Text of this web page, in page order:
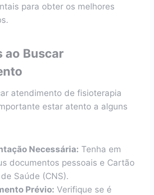
para obter os melhores
ao Buscar
atendimento de fisioterapia
estar atento a alguns
Necessária: Tenha em
documentos pessoais e Cartão
Saúde (CNS).
Prévio: Verifique se é